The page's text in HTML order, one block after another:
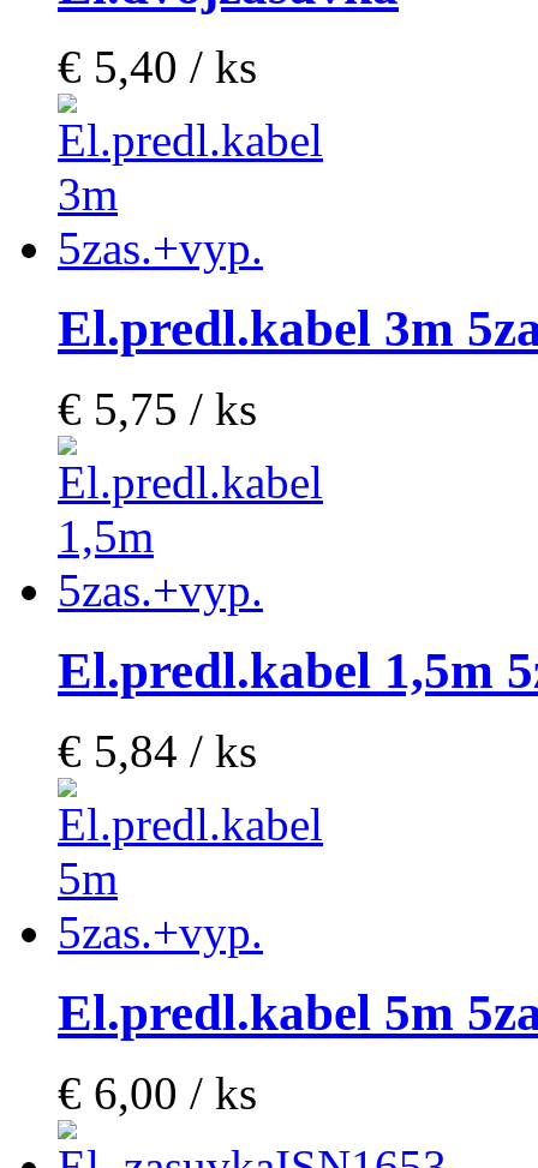
€ 5,40 / ks
El.predl.kabel 3m
€ 5,75 / ks
El.predl.kabel 1,5m
€ 5,84 / ks
El.predl.kabel 5m
€ 6,00 / ks